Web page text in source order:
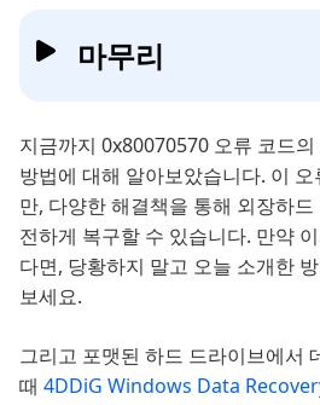
마무리
지금까지 0x80070570 오류 코드
방법에 대해 알아보았습니다. 이
만, 다양한 해결책을 통해 외장하
전하게 복구할 수 있습니다. 만약
다면, 당황하지 말고 오늘 소개한
보세요.
그리고 포맷된 하드 드라이브에서
때 4DDiG Windows Data